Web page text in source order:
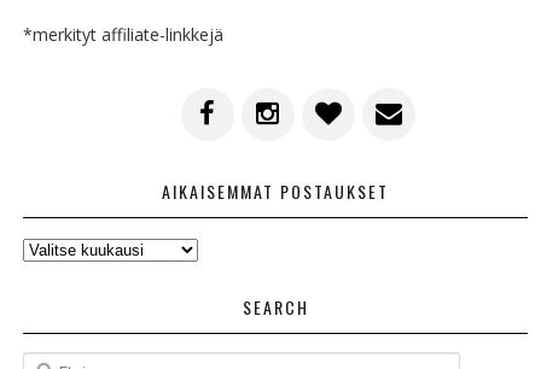
*merkityt affiliate-linkkejä
AIKAISEMMAT POSTAUKSET
AIKAISEMMAT
SEARCH